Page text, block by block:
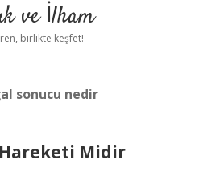
Uyarı
ve İlham
birlikte keşfet!
sonucu nedir
Midir